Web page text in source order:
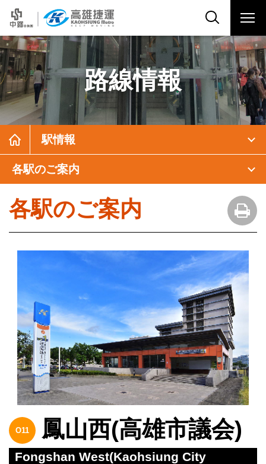
路線情報
駅情報
各駅のご案内
各駅のご案内
O11 鳳山西(高雄市議会)
Fongshan West(Kaohsiung City